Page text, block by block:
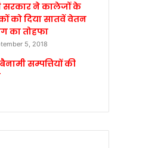
सरकार ने कालेजों के
को दिया सातवें वेतन
का तोहफा
5, 2018
सम्पत्तियों की